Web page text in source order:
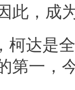
此，成
柯达是
第一，